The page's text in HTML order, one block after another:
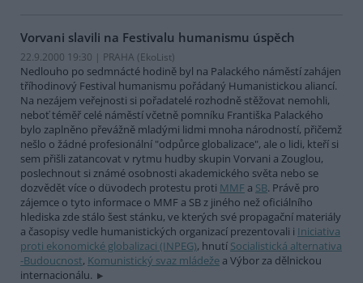
Vorvani slavili na Festivalu humanismu úspěch
22.9.2000 19:30 | PRAHA (EkoList)
Nedlouho po sedmnácté hodině byl na Palackého náměstí zahájen
tříhodinový Festival humanismu pořádaný Humanistickou aliancí.
Na nezájem veřejnosti si pořadatelé rozhodně stěžovat nemohli,
neboť téměř celé náměstí včetně pomníku Františka Palackého
bylo zaplněno převážně mladými lidmi mnoha národností, přičemž
nešlo o žádné profesionální "odpůrce globalizace", ale o lidi, kteří si
sem přišli zatancovat v rytmu hudby skupin Vorvani a Zouglou,
poslechnout si známé osobnosti akademického světa nebo se
dozvědět více o düvodech protestu proti MMF a SB. Právě pro
zájemce o tyto informace o MMF a SB z jiného než oficiálního
hlediska zde stálo šest stánku, ve kterých své propagační materiály
a časopisy vedle humanistických organizací prezentovali i Iniciativa
proti ekonomické globalizaci (INPEG), hnutí Socialistická alternativa
-Budoucnost, Komunistický svaz mládeže a Výbor za dělnickou
internacionálu.